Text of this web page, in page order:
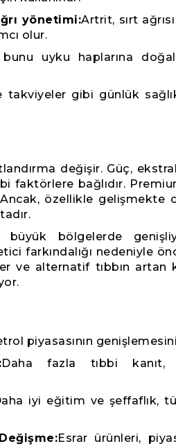
yönetimi:Artrit, sırt
olur.
bunu uyku haplarına
takviyeler gibi günlük
değişir. Güç,
faktörlere bağlıdır.
özellikle gelişmekte
bölgelerde
farkındalığı nedeniyle
ve alternatif tıbbın
piyasasının genişlemesini
Daha fazla tıbbi kanıt,
iyi eğitim ve şeffaflık,
Esrar ürünleri,